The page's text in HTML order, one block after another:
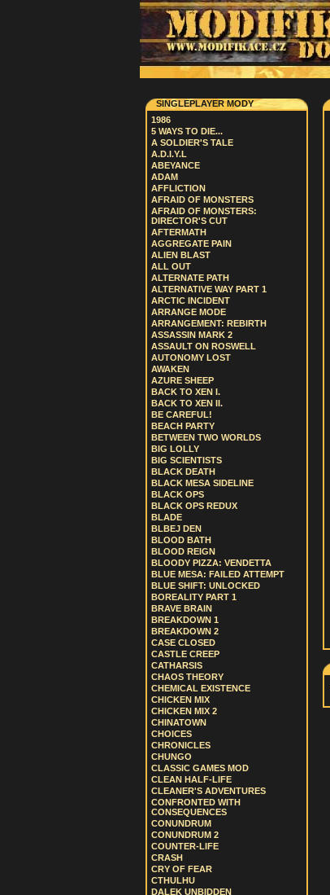
SINGLEPLAYER MODY
1986
5 WAYS TO DIE...
A SOLDIER'S TALE
A.D.I.Y.L
ABEYANCE
ADAM
AFFLICTION
AFRAID OF MONSTERS
AFRAID OF MONSTERS:
DIRECTOR'S CUT
AFTERMATH
AGGREGATE PAIN
ALIEN BLAST
ALL OUT
ALTERNATE PATH
ALTERNATIVE WAY PART 1
ARCTIC INCIDENT
ARRANGE MODE
ARRANGEMENT: REBIRTH
ASSASSIN MARK 2
ASSAULT ON ROSWELL
AUTONOMY LOST
AWAKEN
AZURE SHEEP
BACK TO XEN I.
BACK TO XEN II.
BE CAREFUL!
BEACH PARTY
BETWEEN TWO WORLDS
BIG LOLLY
BIG SCIENTISTS
BLACK DEATH
BLACK MESA SIDELINE
BLACK OPS
BLACK OPS REDUX
BLADE
BLBEJ DEN
BLOOD BATH
BLOOD REIGN
BLOODY PIZZA: VENDETTA
BLUE MESA: FAILED ATTEMPT
BLUE SHIFT: UNLOCKED
BOREALITY PART 1
BRAVE BRAIN
BREAKDOWN 1
BREAKDOWN 2
CASE CLOSED
CASTLE CREEP
CATHARSIS
CHAOS THEORY
CHEMICAL EXISTENCE
CHICKEN MIX
CHICKEN MIX 2
CHINATOWN
CHOICES
CHRONICLES
CHUNGO
CLASSIC GAMES MOD
CLEAN HALF-LIFE
CLEANER'S ADVENTURES
CONFRONTED WITH
CONSEQUENCES
CONUNDRUM
CONUNDRUM 2
COUNTER-LIFE
CRASH
CRY OF FEAR
CTHULHU
DALEK UNBIDDEN